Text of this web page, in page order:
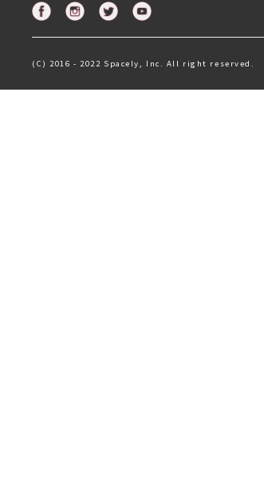
(C) 2016 - 2022 Spacely, Inc. All right reserved.